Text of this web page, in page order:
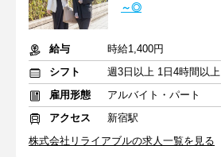
～◎
給与
時給1,400円
シフト
週3日以上 1日4時間以上
雇用形態
アルバイト・パート
アクセス
新宿駅
株式会社リライアブルの求人一覧を見る